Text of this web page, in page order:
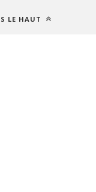
LE HAUT